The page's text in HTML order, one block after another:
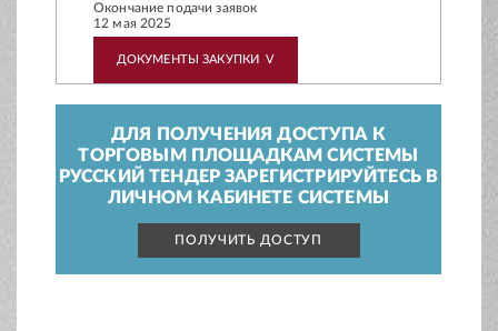
Окончание подачи заявок
12 мая 2025
ДОКУМЕНТЫ ЗАКУПКИ V
ДЛЯ ПОЛУЧЕНИЯ ДОСТУПА К
ТОРГОВЫМ ПЛОЩАДКАМ СИСТЕМЫ
РУССКИЙ ТЕНДЕР ЗАРЕГИСТРИРУЙТЕСЬ В
ЛИЧНОМ КАБИНЕТЕ СИСТЕМЫ
ПОЛУЧИТЬ ДОСТУП